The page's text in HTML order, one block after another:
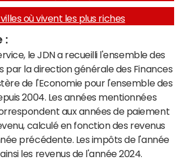
villes où vivent les plus riches
:
le JDN a recueilli l'ensemble des
par la direction générale des Finances
de l'Economie pour l'ensemble des
2004. Les années mentionnées
aux années de paiement
calculé en fonction des revenus
précédente. Les impôts de l'année
les revenus de l'année 2024.